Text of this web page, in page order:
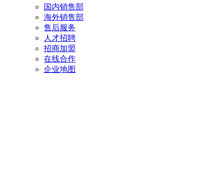
国内销售部
海外销售部
售后服务
人才招聘
招商加盟
在线合作
企业地图